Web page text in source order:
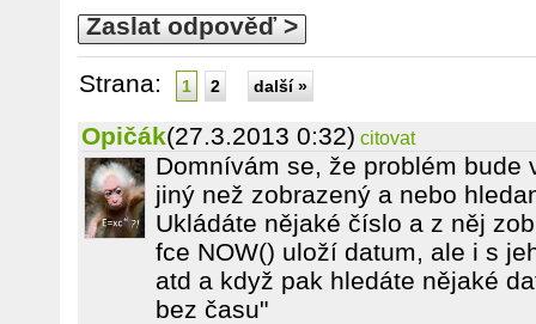
Zaslat odpověď >
Strana: 1 2 další »
Opičák(27.3.2013 0:32) citovat
Domnívám se, že problém bude
jiný než zobrazený a nebo
Ukládáte nějaké číslo a z něj
fce NOW() uloží datum, ale i s
atd a když pak hledáte nějaké
bez času"